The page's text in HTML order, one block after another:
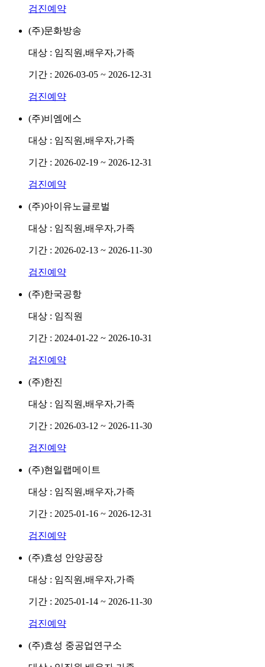
검진예약
(주)문화방송
대상 : 임직원,배우자,가족
기간 : 2026-03-05 ~ 2026-12-31
검진예약
(주)비엠에스
대상 : 임직원,배우자,가족
기간 : 2026-02-19 ~ 2026-12-31
검진예약
(주)아이유노글로벌
대상 : 임직원,배우자,가족
기간 : 2026-02-13 ~ 2026-11-30
검진예약
(주)한국공항
대상 : 임직원
기간 : 2024-01-22 ~ 2026-10-31
검진예약
(주)한진
대상 : 임직원,배우자,가족
기간 : 2026-03-12 ~ 2026-11-30
검진예약
(주)현일랩메이트
대상 : 임직원,배우자,가족
기간 : 2025-01-16 ~ 2026-12-31
검진예약
(주)효성 안양공장
대상 : 임직원,배우자,가족
기간 : 2025-01-14 ~ 2026-11-30
검진예약
(주)효성 중공업연구소